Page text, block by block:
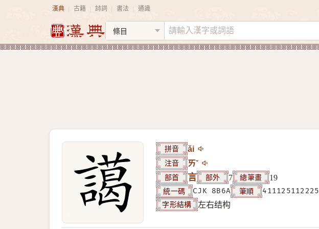
漢典 古籍 詩詞 書法 通識
拼音 ǎi
注音 ㄞˇ
部首 言 部外 7 總筆畫 19
統一碼 CJK 8B6A 筆順
字形結構 左右结构